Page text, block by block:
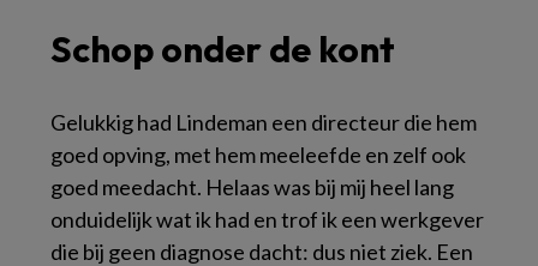
Schop onder de kont
Gelukkig had Lindeman een directeur die hem
goed opving, met hem meeleefde en zelf ook
goed meedacht. Helaas was bij mij heel lang
onduidelijk wat ik had en trof ik een werkgever
die bij geen diagnose dacht: dus niet ziek. Een